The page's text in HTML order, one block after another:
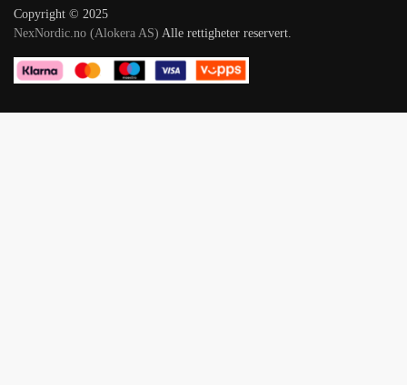
Copyright © 2025
NexNordic.no (Alokera AS) Alle rettigheter reservert.